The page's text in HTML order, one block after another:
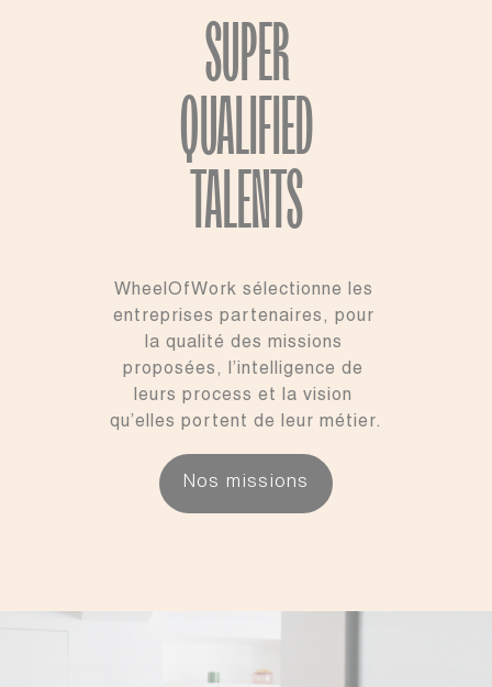
SUPER
QUALIFIED
TALENTS
WheelOfWork sélectionne les
entreprises partenaires, pour
la qualité des missions
proposées, l’intelligence de
leurs process et la vision
qu’elles portent de leur métier.
Nos missions